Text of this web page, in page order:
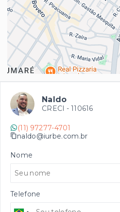
Naldo
CRECI - 110616
(11) 97277-4701
naldo@iurbe.com.br
Nome
Telefone